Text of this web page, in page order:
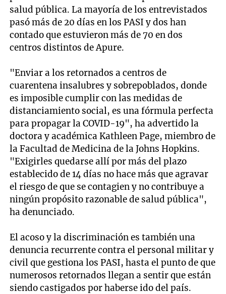
salud pública. La mayoría de los entrevistados
pasó más de 20 días en los PASI y dos han
contado que estuvieron más de 70 en dos
centros distintos de Apure.
"Enviar a los retornados a centros de
cuarentena insalubres y sobrepoblados, donde
es imposible cumplir con las medidas de
distanciamiento social, es una fórmula perfecta
para propagar la COVID-19", ha advertido la
doctora y académica Kathleen Page, miembro de
la Facultad de Medicina de la Johns Hopkins.
"Exigirles quedarse allí por más del plazo
establecido de 14 días no hace más que agravar
el riesgo de que se contagien y no contribuye a
ningún propósito razonable de salud pública",
ha denunciado.
El acoso y la discriminación es también una
denuncia recurrente contra el personal militar y
civil que gestiona los PASI, hasta el punto de que
numerosos retornados llegan a sentir que están
siendo castigados por haberse ido del país.